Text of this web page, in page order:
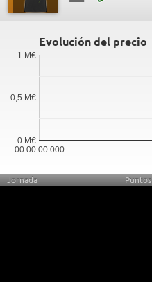
Evolución del precio
00:00:00.000
0 M€
0,5 M€
1 M€
Jornada Puntos